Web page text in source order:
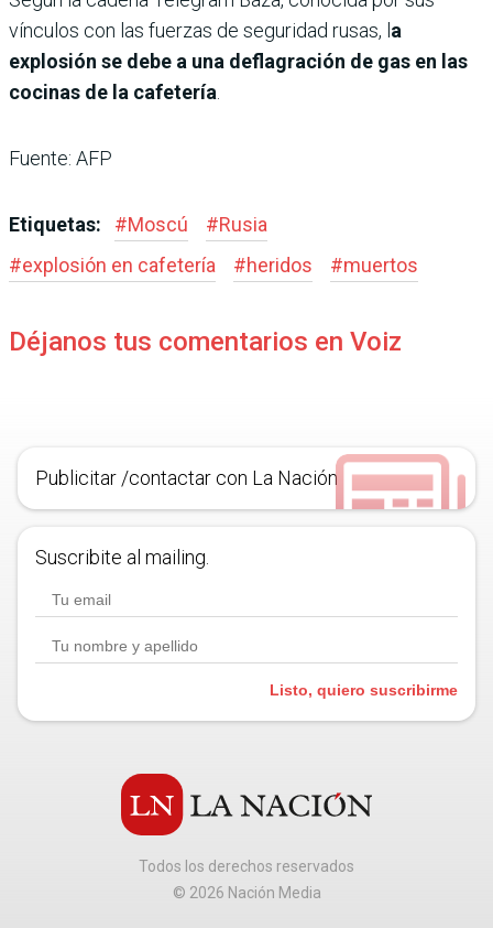
vínculos con las fuerzas de seguridad rusas, l a
explosión se debe a una deflagración de gas en las
cocinas de la cafetería
Fuente: AFP
Etiquetas: #Moscú #Rusia
#explosión en cafetería #heridos #muertos
Déjanos tus comentarios en Voiz
Publicitar /contactar con La Nación
Suscribite al mailing.
Listo, quiero suscribirme
Todos los derechos reservados
© 2026 Nación Media